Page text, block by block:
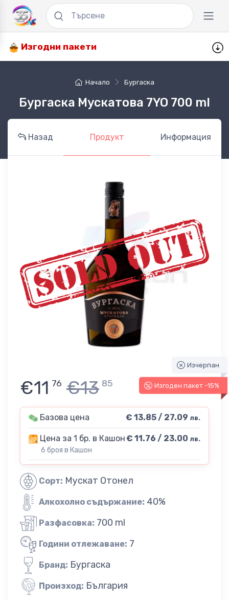
Изгодни пакети
Начало Бургаска
Бургаска Мускатова 7YO 700 ml
Назад Продукт Информация
Изчерпан
Изгоден пакет -15%
€11 76 €13 85
Базова цена € 13.85 / 27.09 лв.
Цена за 1 бр. в Кашон
6 броя в Кашон
€ 11.76 / 23.00 лв.
Сорт: Мускат Отонел
Алкохолно съдържание: 40%
Разфасовка: 700 ml
Години отлежаване: 7
Бранд: Бургаска
Произход: България